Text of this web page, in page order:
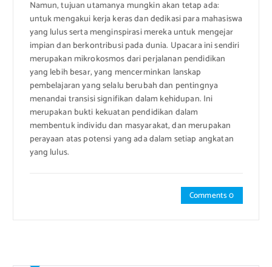
Namun, tujuan utamanya mungkin akan tetap ada:
untuk mengakui kerja keras dan dedikasi para mahasiswa
yang lulus serta menginspirasi mereka untuk mengejar
impian dan berkontribusi pada dunia. Upacara ini sendiri
merupakan mikrokosmos dari perjalanan pendidikan
yang lebih besar, yang mencerminkan lanskap
pembelajaran yang selalu berubah dan pentingnya
menandai transisi signifikan dalam kehidupan. Ini
merupakan bukti kekuatan pendidikan dalam
membentuk individu dan masyarakat, dan merupakan
perayaan atas potensi yang ada dalam setiap angkatan
yang lulus.
Comments 0